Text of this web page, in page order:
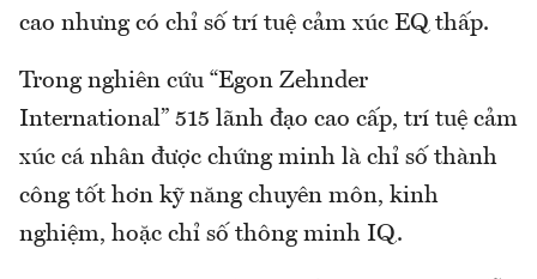
cao nhưng có chỉ số trí tuệ cảm xúc EQ thấp.
Trong nghiên cứu “Egon Zehnder
International” 515 lãnh đạo cao cấp, trí tuệ cảm
xúc cá nhân được chứng minh là chỉ số thành
công tốt hơn kỹ năng chuyên môn, kinh
nghiệm, hoặc chỉ số thông minh IQ.